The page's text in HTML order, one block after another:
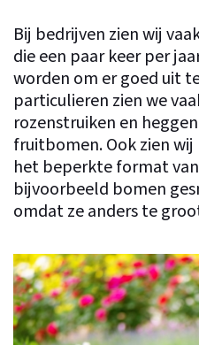
Bij bedrijven zien wij
die een paar keer per
worden om er goed uit
particulieren zien we
rozenstruiken en
fruitbomen. Ook zien
het beperkte format
bijvoorbeeld bomen
omdat ze anders te